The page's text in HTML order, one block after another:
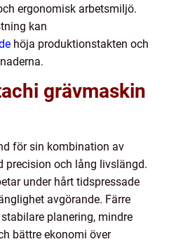
ergonomisk arbetsmiljö.
kan
höja produktionstakten och
grävmaskin
för sin kombination av
precision och lång livslängd.
under hårt tidspressade
avgörande. Färre
planering, mindre
bättre ekonomi över